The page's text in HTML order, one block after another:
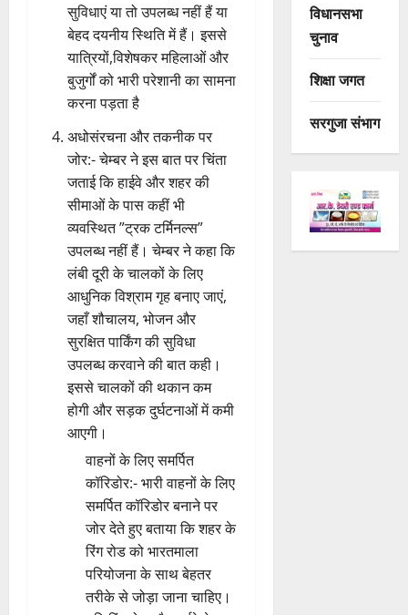
सुविधाएं या तो उपलब्ध नहीं हैं या
बेहद दयनीय स्थिति में हैं। इससे
यात्रियों,विशेषकर महिलाओं और
बुजुर्गों को भारी परेशानी का सामना
करना पड़ता है
अधोसंरचना और तकनीक पर
जोर:- चेम्बर ने इस बात पर चिंता
जताई कि हाईवे और शहर की
सीमाओं के पास कहीं भी
व्यवस्थित ”ट्रक टर्मिनल्स”
उपलब्ध नहीं हैं। चेम्बर ने कहा कि
लंबी दूरी के चालकों के लिए
आधुनिक विश्राम गृह बनाए जाएं,
जहाँ शौचालय, भोजन और
सुरक्षित पार्किंग की सुविधा
उपलब्ध करवाने की बात कही।
इससे चालकों की थकान कम
होगी और सड़क दुर्घटनाओं में कमी
आएगी।
वाहनों के लिए समर्पित
कॉरिडोर:- भारी वाहनों के लिए
समर्पित कॉरिडोर बनाने पर
जोर देते हुए बताया कि शहर के
रिंग रोड को भारतमाला
परियोजना के साथ बेहतर
तरीके से जोड़ा जाना चाहिए।
विधानसभा
चुनाव
शिक्षा जगत
सरगुजा संभाग